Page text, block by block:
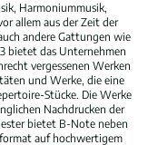
Harmoniummusik,
allem aus der Zeit der
andere Gattungen wie
bietet das Unternehmen
vergessenen Werken
und Werke, die eine
Stücke. Die Werke
Nachdrucken der
bietet B-Note neben
auf hochwertigem